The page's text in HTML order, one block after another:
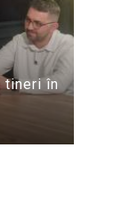
tineri în